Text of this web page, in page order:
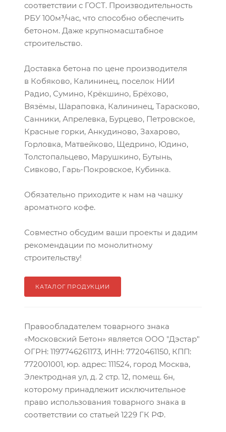
соответствии с ГОСТ. Производительность
РБУ 100м³/час, что способно обеспечить
бетоном. Даже крупномасштабное
строительство.
Доставка бетона по цене производителя
в Кобяково, Калининец, поселок НИИ
Радио, Сумино, Крёкшино, Брёхово,
Вязёмы, Шараповка, Калининец, Тарасково,
Санники, Апрелевка, Бурцево, Петровское,
Красные горки, Анкудиново, Захарово,
Горловка, Матвейково, Щедрино, Юдино,
Толстопальцево, Марушкино, Бутынь,
Сивково, Гарь-Покровское, Кубинка.
Обязательно приходите к нам на чашку
ароматного кофе.
Совместно обсудим ваши проекты и дадим
рекомендации по монолитному
строительству!
КАТАЛОГ ПРОДУКЦИИ
Правообладателем товарного знака
«Московский Бетон» является ООО "Дэстар"
ОГРН: 1197746261173, ИНН: 7720461150, КПП:
772001001, юр. адрес: 111524, город Москва,
Электродная ул, д. 2 стр. 12, помещ. 6н,
которому принадлежит исключительное
право использования товарного знака в
соответствии со статьей 1229 ГК РФ.